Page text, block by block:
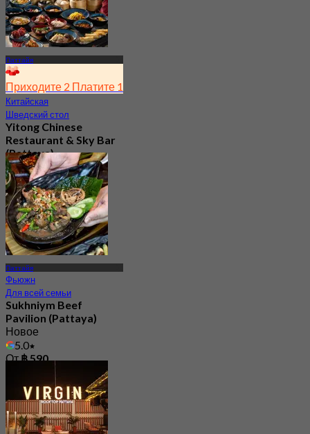
Паттайя
Приходите 2 Платите 1
Китайская
Шведский стол
Yitong Chinese
Restaurant & Sky Bar
(Pattaya)
Новое
4.8
От฿ 666.66
Паттайя
Фьюжн
Для всей семьи
Sukhniym Beef
Pavilion (Pattaya)
Новое
5.0
От฿ 590